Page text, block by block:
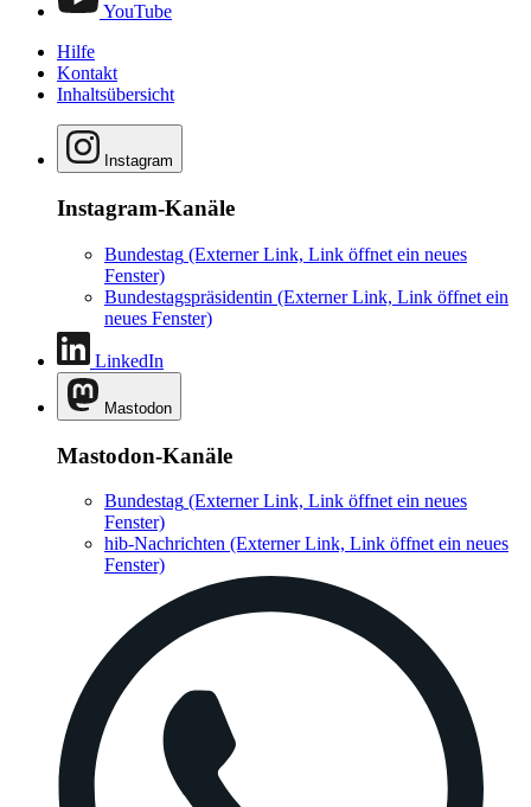
YouTube
Hilfe
Kontakt
Inhaltsübersicht
Instagram
Instagram-Kanäle
Bundestag (Externer Link, Link öffnet ein neues
Fenster)
Bundestagspräsidentin (Externer Link, Link öffnet ein
neues Fenster)
LinkedIn
Mastodon
Mastodon-Kanäle
Bundestag (Externer Link, Link öffnet ein neues
Fenster)
hib-Nachrichten (Externer Link, Link öffnet ein neues
Fenster)